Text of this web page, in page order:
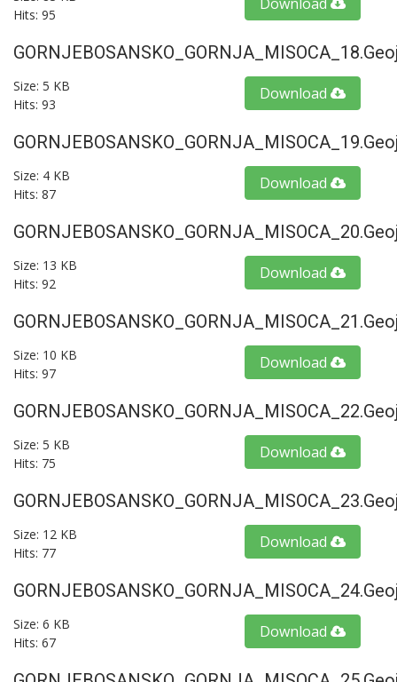
Hits: 95
Size: 5 KB
Hits: 93
Download
Size: 4 KB
Hits: 87
Download
Size: 13 KB
Hits: 92
Download
Size: 10 KB
Hits: 97
Download
Size: 5 KB
Hits: 75
Download
Size: 12 KB
Hits: 77
Download
Size: 6 KB
Hits: 67
Download